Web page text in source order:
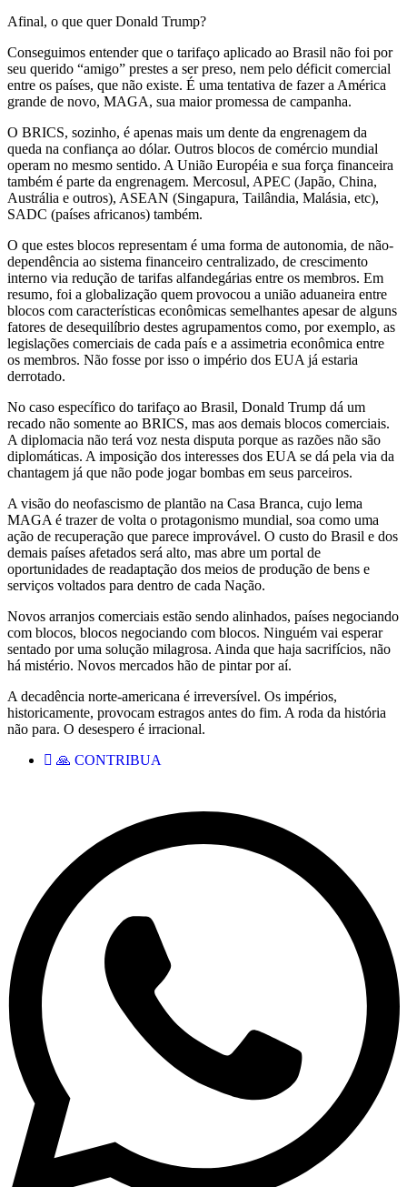
Afinal, o que quer Donald Trump?
Conseguimos entender que o tarifaço aplicado ao Brasil não foi por
seu querido “amigo” prestes a ser preso, nem pelo déficit comercial
entre os países, que não existe. É uma tentativa de fazer a América
grande de novo, MAGA, sua maior promessa de campanha.
O BRICS, sozinho, é apenas mais um dente da engrenagem da
queda na confiança ao dólar. Outros blocos de comércio mundial
operam no mesmo sentido. A União Européia e sua força financeira
também é parte da engrenagem. Mercosul, APEC (Japão, China,
Austrália e outros), ASEAN (Singapura, Tailândia, Malásia, etc),
SADC (países africanos) também.
O que estes blocos representam é uma forma de autonomia, de não-
dependência ao sistema financeiro centralizado, de crescimento
interno via redução de tarifas alfandegárias entre os membros. Em
resumo, foi a globalização quem provocou a união aduaneira entre
blocos com características econômicas semelhantes apesar de alguns
fatores de desequilíbrio destes agrupamentos como, por exemplo, as
legislações comerciais de cada país e a assimetria econômica entre
os membros. Não fosse por isso o império dos EUA já estaria
derrotado.
No caso específico do tarifaço ao Brasil, Donald Trump dá um
recado não somente ao BRICS, mas aos demais blocos comerciais.
A diplomacia não terá voz nesta disputa porque as razões não são
diplomáticas. A imposição dos interesses dos EUA se dá pela via da
chantagem já que não pode jogar bombas em seus parceiros.
A visão do neofascismo de plantão na Casa Branca, cujo lema
MAGA é trazer de volta o protagonismo mundial, soa como uma
ação de recuperação que parece improvável. O custo do Brasil e dos
demais países afetados será alto, mas abre um portal de
oportunidades de readaptação dos meios de produção de bens e
serviços voltados para dentro de cada Nação.
Novos arranjos comerciais estão sendo alinhados, países negociando
com blocos, blocos negociando com blocos. Ninguém vai esperar
sentado por uma solução milagrosa. Ainda que haja sacrifícios, não
há mistério. Novos mercados hão de pintar por aí.
A decadência norte-americana é irreversível. Os impérios,
historicamente, provocam estragos antes do fim. A roda da história
não para. O desespero é irracional.
🙏 CONTRIBUA